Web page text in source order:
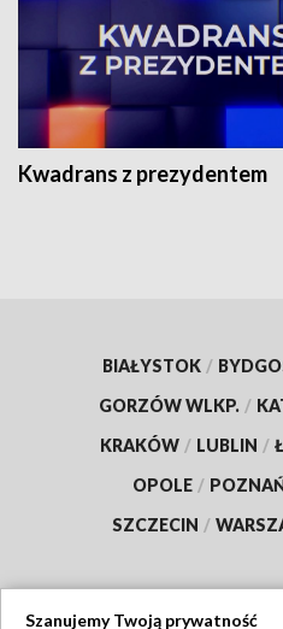
Kwadrans z prezydentem
BIAŁYSTOK /
GORZÓW WLKP. /
KRAKÓW / LUBLIN /
OPOLE /
SZCZECIN /
Szanujemy Twoją prywatność